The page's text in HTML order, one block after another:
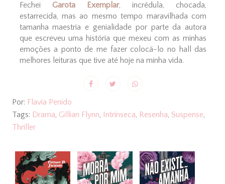
Fechei Garota Exemplar, incrédula, chocada,
estarrecida, mas ao mesmo tempo maravilhada com
tamanha maestria e genialidade por parte da autora
que escreveu uma história que mexeu com as minhas
emoções a ponto de me fazer colocá-lo no hall das
melhores leituras que tive até hoje na minha vida.
Por: Flavia Penido
Tags: Drama, Gillian Flynn, Intrínseca, Resenha, Suspense,
Thriller